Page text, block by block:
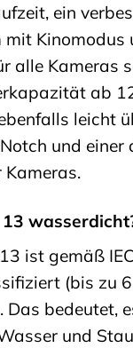
ein
mit Kinomodus
alle Kameras
ab
leicht
und einer
Kameras.
ist gemäß
(bis zu
Das bedeutet,
und